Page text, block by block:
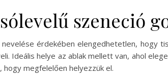
szeneció
érdekében elengedhetetlen, hogy
Ideális helye az ablak mellett van, ahol
megfelelően helyezzük el.